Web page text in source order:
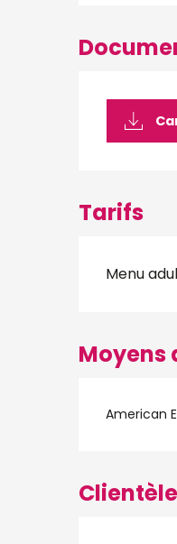
Tarifs
Menu
Moyens
American